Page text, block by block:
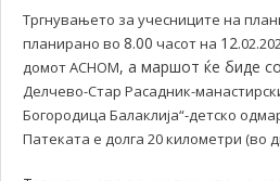
Тргнувањето за учесниците на
планирано во 8.00 часот на 12
домот АСНОМ, а маршот ќе биде
Делчево-Стар Расадник-
Богородица Балаклија“-детско
Патеката е долга 20 километри (во